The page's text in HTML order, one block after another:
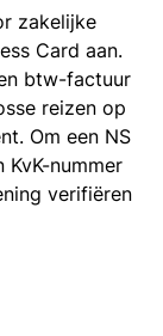
zakelijke
Card aan.
btw-factuur
reizen op
Om een NS
KvK-nummer
verifiëren